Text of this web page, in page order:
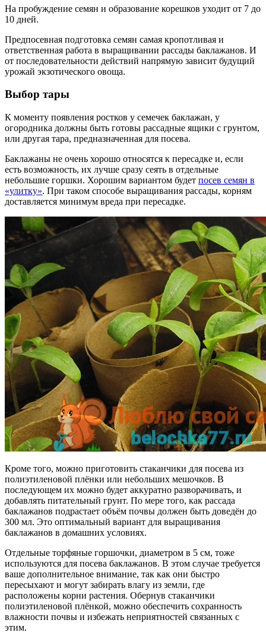
На пробуждение семян и образование корешков уходит от 7 до
10 дней.
Предпосевная подготовка семян самая кропотливая и
ответственная работа в выращивании рассады баклажанов. И
от последовательности действий напрямую зависит будущий
урожай экзотического овоща.
Выбор тары
К моменту появления ростков у семечек баклажан, у
огородника должны быть готовы рассадные ящики с грунтом,
или другая тара, предназначенная для посева.
Баклажаны не очень хорошо относятся к пересадке и, если
есть возможность, их лучше сразу сеять в отдельные
небольшие горшки. Хорошим вариантом будет посев семян в
«улитку». При таком способе выращивания рассады, корням
доставляется минимум вреда при пересадке.
Кроме того, можно приготовить стаканчики для посева из
полиэтиленовой плёнки или небольших мешочков. В
последующем их можно будет аккуратно разворачивать, и
добавлять питательный грунт. По мере того, как рассада
баклажанов подрастает объём почвы должен быть доведён до
300 мл. Это оптимальный вариант для выращивания
баклажанов в домашних условиях.
Отдельные торфяные горшочки, диаметром в 5 см, тоже
используются для посева баклажанов. В этом случае требуется
ваше дополнительное внимание, так как они быстро
пересыхают и могут забирать влагу из земли, где
расположены корни растения. Обернув стаканчики
полиэтиленовой плёнкой, можно обеспечить сохранность
влажности почвы и избежать неприятностей связанных с
этим.